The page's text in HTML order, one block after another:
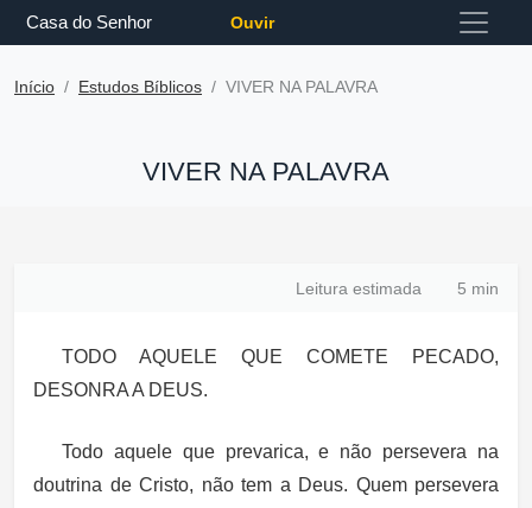
Casa do Senhor Ouvir
Início Estudos Bíblicos VIVER NA PALAVRA
VIVER NA PALAVRA
Leitura estimada 5 min
TODO AQUELE QUE COMETE PECADO,
DESONRA A DEUS.
Todo aquele que prevarica, e não persevera na
doutrina de Cristo, não tem a Deus. Quem persevera